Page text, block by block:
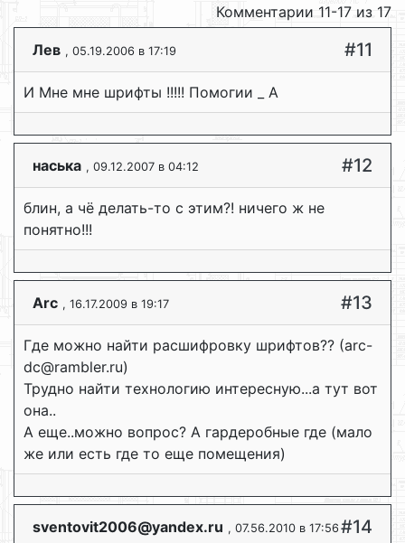
Комментарии 11-17 из 17
Лев , 05.19.2006 в 17:19 #11
И Мне мне шрифты !!!!! Помогии _ А
наська , 09.12.2007 в 04:12 #12
блин, а чё делать-то с этим?! ничего ж не
понятно!!!
Аrc , 16.17.2009 в 19:17 #13
Где можно найти расшифровку шрифтов?? (arc-
dc@rambler.ru)
Трудно найти технологию интересную...а тут вот
она..
А еще..можно вопрос? А гардеробные где (мало
же или есть где то еще помещения)
sventovit2006@yandex.ru , 07.56.2010 в 17:56 #14